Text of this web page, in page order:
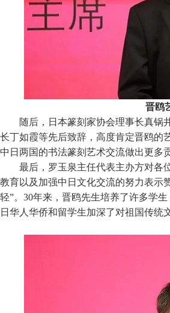
晋鸥
随后 ，日本篆刻家协会理事长真
长丁如霞等先后致辞，高度肯定晋鸥的
中日两国的书法篆刻艺术交流做出更多
最后，罗玉泉主任代表主办方对各
教育以及加强中日文化交流的努力表示
轻”。30年来，晋鸥先生培养了许多学
日华人华侨和留学生加深了对祖国传统